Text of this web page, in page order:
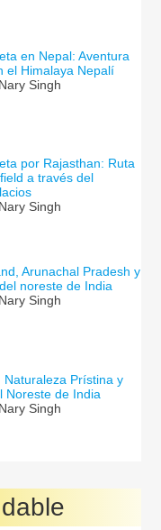
en Nepal: Aventura
el Himalaya Nepalí
Singh
por Rajasthan: Ruta
a través del
Singh
Arunachal Pradesh y
noreste de India
Singh
Naturaleza Prístina y
Noreste de India
Singh